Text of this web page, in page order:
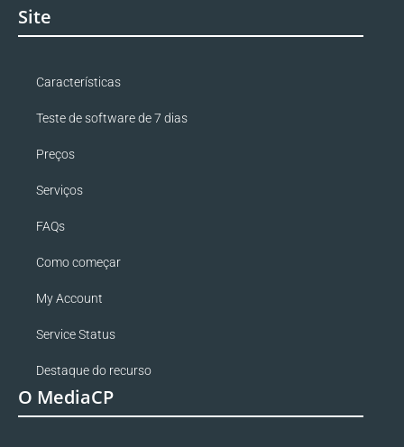
Site
Características
Teste de software de 7 dias
Preços
Serviços
FAQs
Como começar
My Account
Service Status
Destaque do recurso
O MediaCP